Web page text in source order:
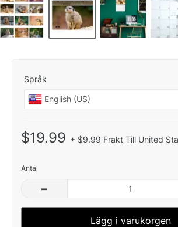
Språk
$19.99 + $9.99 Frakt Till United
Antal
–
Lägg i varukorgen